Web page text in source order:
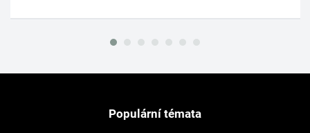
Populární témata